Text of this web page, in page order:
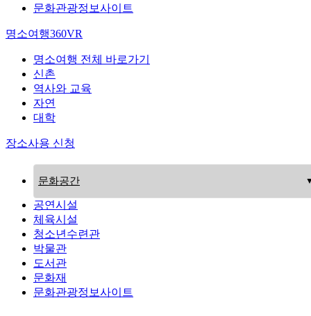
문화관광정보사이트
명소여행360VR
명소여행 전체 바로가기
신촌
역사와 교육
자연
대학
장소사용 신청
문화공간
공연시설
체육시설
청소년수련관
박물관
도서관
문화재
문화관광정보사이트